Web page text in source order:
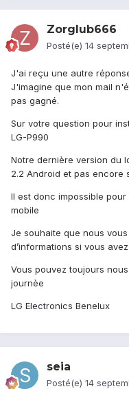
Zorglub666
Posté(e) 14
J'ai reçu une autre
J'imagine que mon mail
pas gagné.
Sur votre question pour
LG-P990
Notre dernière version du
2.2 Android et pas encore
Il est donc impossible pour
mobile
Je souhaite que nous
d’informations si vous
Vous pouvez toujours
journèe
LG Electronics Benelux
seia
Posté(e) 14